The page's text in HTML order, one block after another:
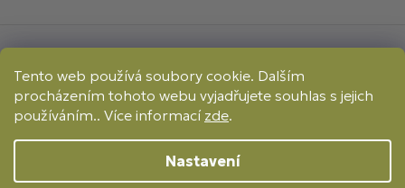
Tento web používá soubory cookie. Dalším
procházením tohoto webu vyjadřujete souhlas s jejich
používáním.. Více informací zde.
Nastavení
Online Převod Dobírka
Způsoby dopravy: